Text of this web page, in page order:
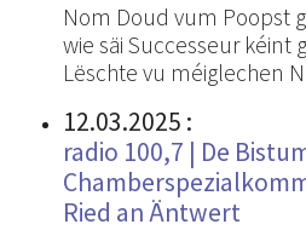
Nom Doud vum Poopst
wie säi Successeur kéint
Lëschte vu méiglechen
12.03.2025 :
radio 100,7 | De
Ried an Äntwert